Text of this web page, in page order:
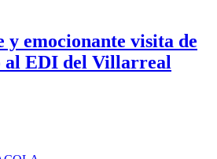
y emocionante visita de
al EDI del Villarreal